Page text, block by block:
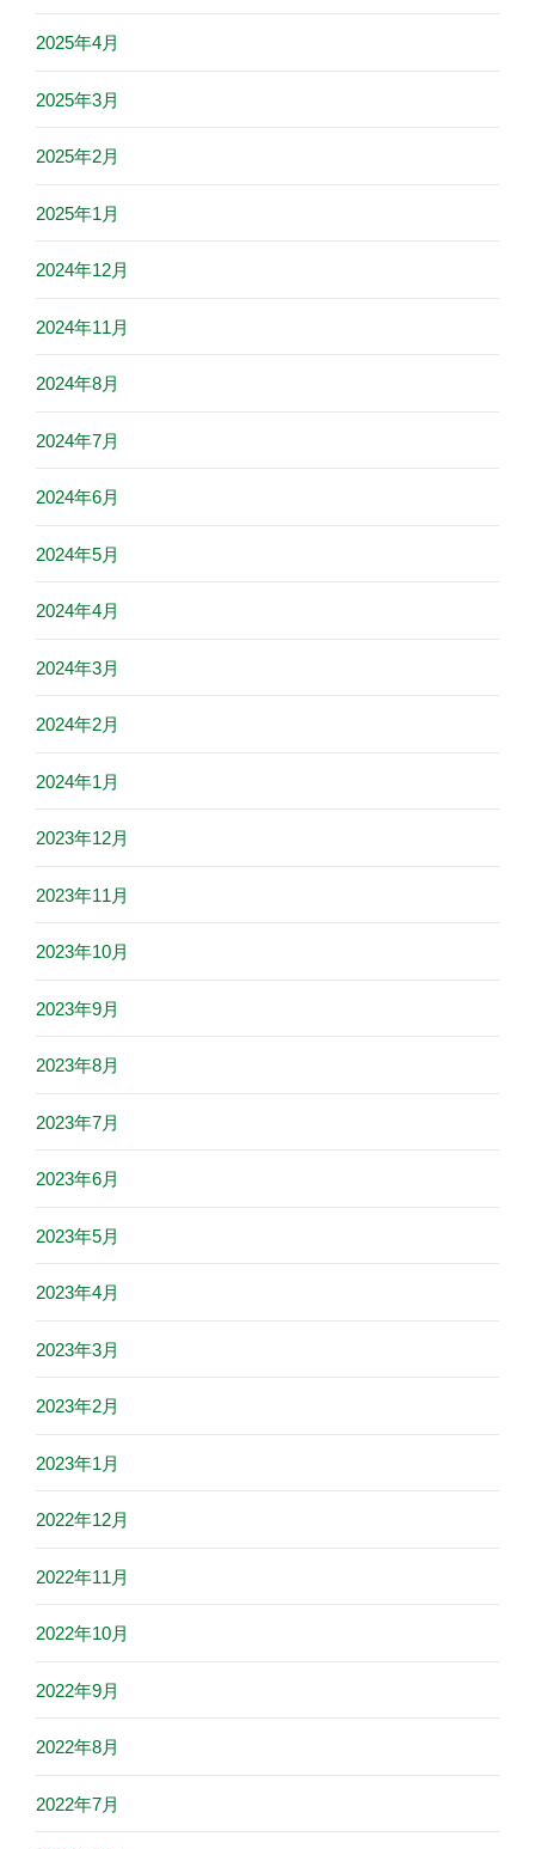
2025年4月
2025年3月
2025年2月
2025年1月
2024年12月
2024年11月
2024年8月
2024年7月
2024年6月
2024年5月
2024年4月
2024年3月
2024年2月
2024年1月
2023年12月
2023年11月
2023年10月
2023年9月
2023年8月
2023年7月
2023年6月
2023年5月
2023年4月
2023年3月
2023年2月
2023年1月
2022年12月
2022年11月
2022年10月
2022年9月
2022年8月
2022年7月